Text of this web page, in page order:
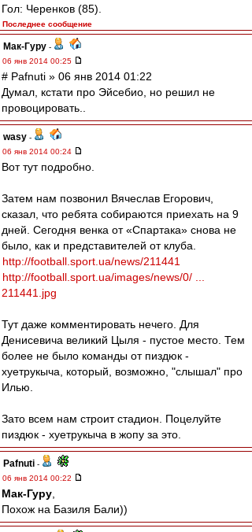
Гол: Черенков (85).
Последнее сообщение
Мак-Гуру -
06 янв 2014 00:25
# Pafnuti » 06 янв 2014 01:22
Думал, кстати про Эйсебио, но решил не
провоцировать..
wasy -
06 янв 2014 00:24
Вот тут подробно.
Затем нам позвонил Вячеслав Егорович,
сказал, что ребята собираются приехать на 9
дней. Сегодня венка от «Спартака» снова не
было, как и представителей от клуба.
http://football.sport.ua/news/211441
http://football.sport.ua/images/news/0/ ...
211441.jpg
Тут даже комментировать нечего. Для
Денисевича великий Цыля - пустое место. Тем
более не было команды от пиздюк -
хуетрукыча, который, возможно, "слышал" про
Илью.
Зато всем нам строит стадион. Поцелуйте
пиздюк - хуетрукыча в жопу за это.
Pafnuti -
06 янв 2014 00:22
Мак-Гуру
Похож на Базиля Бали))